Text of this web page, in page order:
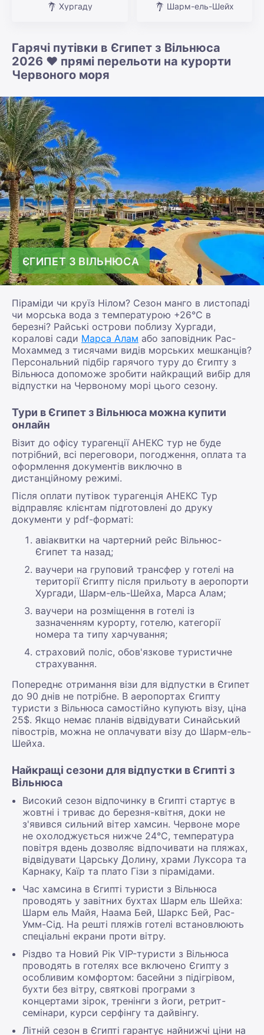
Хургаду Шарм-ель-Шейх
Гарячі путівки в Єгипет з Вільнюса
2026 ❤️ прямі перельоти на курорти
Червоного моря
ЄГИПЕТ З ВІЛЬНЮСА
Піраміди чи круїз Нілом? Сезон манго в листопаді
чи морська вода з температурою +26°С в
березні? Райські острови поблизу Хургади,
коралові сади Марса Алам або заповідник Рас-
Мохаммед з тисячами видів морських мешканців?
Персональний підбір гарячого туру до Єгипту з
Вільнюса допоможе зробити найкращий вибір для
відпустки на Червоному морі цього сезону.
Тури в Єгипет з Вільнюса можна купити
онлайн
Візит до офісу турагенції АНЕКС тур не буде
потрібний, всі переговори, погодження, оплата та
оформлення документів виключно в
дистанційному режимі.
Після оплати путівок турагенція АНЕКС Тур
відправляє клієнтам підготовлені до друку
документи у pdf-форматі:
авіаквитки на чартерний рейс Вільнюс-
Єгипет та назад;
ваучери на груповий трансфер у готелі на
території Єгипту після прильоту в аеропорти
Хургади, Шарм-ель-Шейха, Марса Алам;
ваучери на розміщення в готелі із
зазначенням курорту, готелю, категорії
номера та типу харчування;
страховий поліс, обов'язкове туристичне
страхування.
Попереднє отримання візи для відпустки в Єгипет
до 90 днів не потрібне. В аеропортах Єгипту
туристи з Вільнюса самостійно купують візу, ціна
25$. Якщо немає планів відвідувати Синайський
півострів, можна не оплачувати візу до Шарм-ель-
Шейха.
Найкращі сезони для відпустки в Єгипті з
Вільнюса
Високий сезон відпочинку в Єгипті стартує в
жовтні і триває до березня-квітня, доки не
з'явився сильний вітер хамсин. Червоне море
не охолоджується нижче 24°С, температура
повітря вдень дозволяє відпочивати на пляжах,
відвідувати Царську Долину, храми Луксора та
Карнаку, Каїр та плато Гізи з пірамідами.
Час хамсина в Єгипті туристи з Вільнюса
проводять у завітних бухтах Шарм ель Шейха:
Шарм ель Майя, Наама Бей, Шаркс Бей, Рас-
Умм-Сід. На решті пляжів готелі встановлюють
спеціальні екрани проти вітру.
Різдво та Новий Рік VIP-туристи з Вільнюса
проводять в готелях все включено Єгипту з
особливим комфортом: басейни з підігрівом,
бухти без вітру, святкові програми з
концертами зірок, тренінги з йоги, ретрит-
семінари, курси серфінгу та дайвінгу.
Літній сезон в Єгипті гарантує найнижчі ціни на